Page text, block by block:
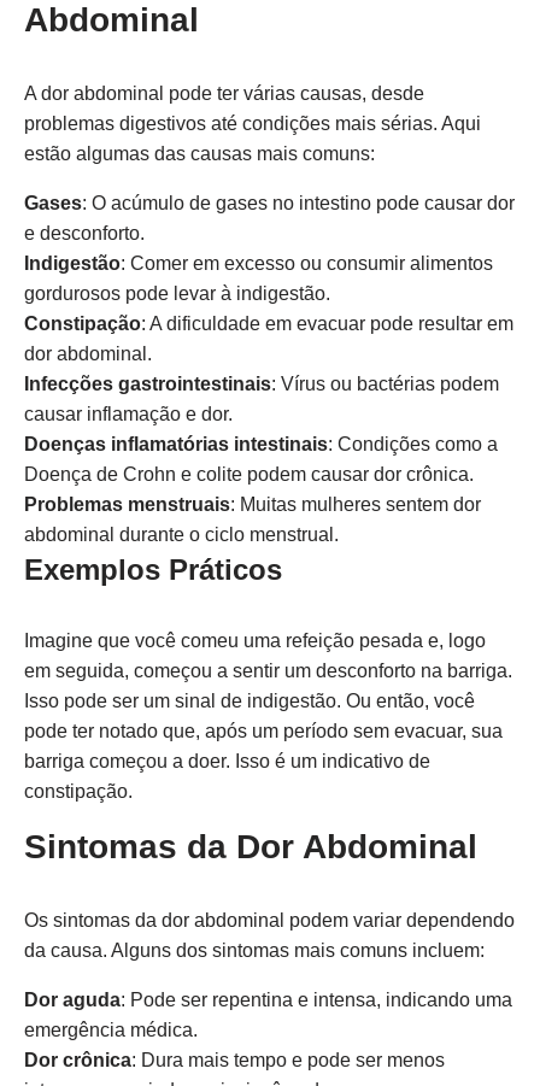
Abdominal
A dor abdominal pode ter várias causas, desde
problemas digestivos até condições mais sérias. Aqui
estão algumas das causas mais comuns:
Gases: O acúmulo de gases no intestino pode causar dor
e desconforto.
Indigestão: Comer em excesso ou consumir alimentos
gordurosos pode levar à indigestão.
Constipação: A dificuldade em evacuar pode resultar em
dor abdominal.
Infecções gastrointestinais: Vírus ou bactérias podem
causar inflamação e dor.
Doenças inflamatórias intestinais: Condições como a
Doença de Crohn e colite podem causar dor crônica.
Problemas menstruais: Muitas mulheres sentem dor
abdominal durante o ciclo menstrual.
Exemplos Práticos
Imagine que você comeu uma refeição pesada e, logo
em seguida, começou a sentir um desconforto na barriga.
Isso pode ser um sinal de indigestão. Ou então, você
pode ter notado que, após um período sem evacuar, sua
barriga começou a doer. Isso é um indicativo de
constipação.
Sintomas da Dor Abdominal
Os sintomas da dor abdominal podem variar dependendo
da causa. Alguns dos sintomas mais comuns incluem:
Dor aguda: Pode ser repentina e intensa, indicando uma
emergência médica.
Dor crônica: Dura mais tempo e pode ser menos